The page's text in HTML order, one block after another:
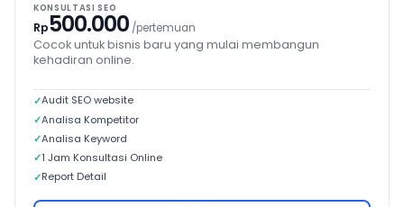
KONSULTASI SEO
Rp500.000 /pertemuan
Cocok untuk bisnis baru yang mulai membangun
kehadiran online.
Audit SEO website
Analisa Kompetitor
Analisa Keyword
1 Jam Konsultasi Online
Report Detail